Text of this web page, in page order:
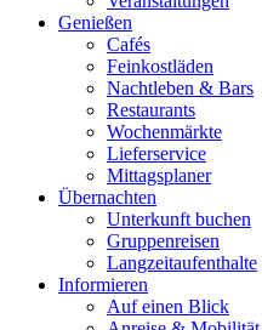
Genießen
Cafés
Feinkostläden
Nachtleben & Bars
Restaurants
Wochenmärkte
Lieferservice
Mittagsplaner
Übernachten
Unterkunft buchen
Gruppenreisen
Langzeitaufenthalte
Informieren
Auf einen Blick